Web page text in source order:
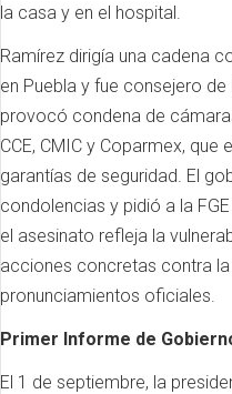
la casa y en el hospital.
Ramírez dirigía una cadena
en Puebla y fue consejero
provocó condena de
CCE, CMIC y Coparmex,
garantías de seguridad. El
condolencias y pidió a la
el asesinato refleja la
acciones concretas contra
pronunciamientos oficiales.
Primer Informe de
El 1 de septiembre, la